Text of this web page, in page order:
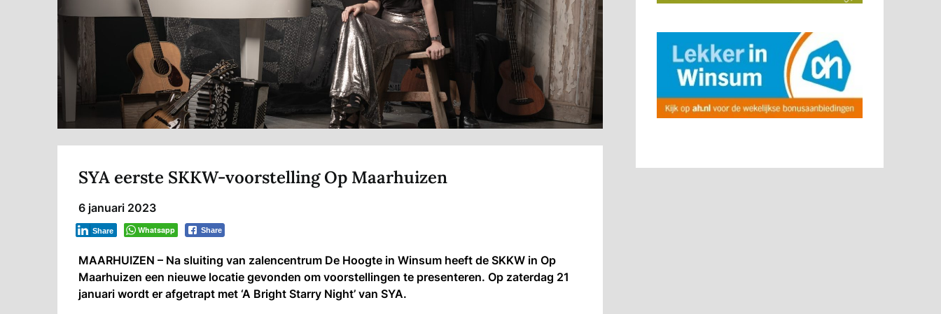
SYA eerste SKKW-voorstelling Op Maarhuizen
6 januari 2023
Whatsapp Share
Share
MAARHUIZEN – Na sluiting van zalencentrum De Hoogte in Winsum heeft de SKKW in Op
Maarhuizen een nieuwe locatie gevonden om voorstellingen te presenteren. Op zaterdag 21
januari wordt er afgetrapt met ‘A Bright Starry Night’ van SYA.